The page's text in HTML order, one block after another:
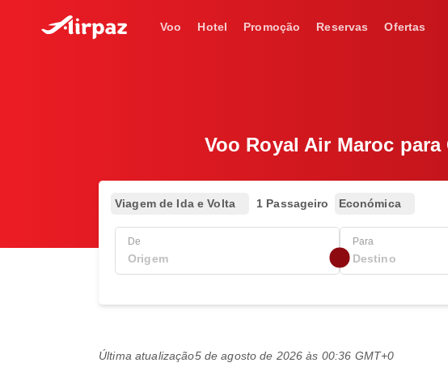
Voo Hotel Promoção Reservas Ofertas
Voo Royal Air Maroc
Viagem de Ida e Volta 1 Passageiro Económica
De Para
Última atualização5 de agosto de 2026 às 00:36 GMT+0